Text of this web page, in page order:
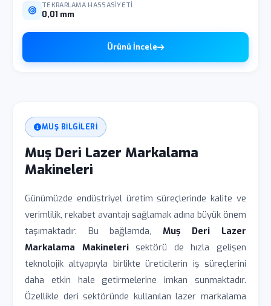
TEKRARLAMA HASSASIYETI
0,01 mm
Ürünü İncele
MUŞ BILGILERI
Muş Deri Lazer Markalama
Makineleri
Günümüzde endüstriyel üretim süreçlerinde kalite ve
verimlilik, rekabet avantajı sağlamak adına büyük önem
taşımaktadır. Bu bağlamda, Muș Deri Lazer
Markalama Makinelerisektörü de hızla gelişen
teknolojik altyapıyla birlikte üreticilerin iş süreçlerini
daha etkin hale getirmelerine imkan sunmaktadır.
Özellikle deri sektöründe kullanılan lazer markalama